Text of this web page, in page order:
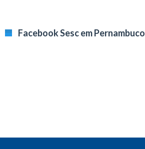
Facebook Sesc em Pernambuco